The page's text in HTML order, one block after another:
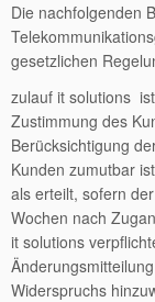
Die nachfolgenden
gesetzlichen
zulauf it solutions
Zustimmung des
Berücksichtigung
Kunden zumutbar
als erteilt, sofern
Wochen nach
it solutions
Widerspruchs